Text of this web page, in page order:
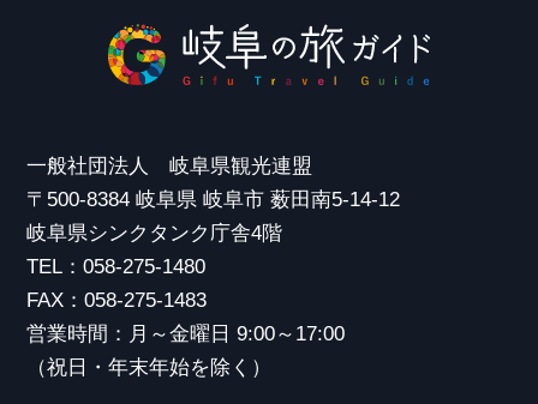
一般社団法人 岐阜県観光連盟
〒500-8384 岐阜県 岐阜市 薮田南5-14-12
岐阜県シンクタンク庁舎4階
TEL：058-275-1480
FAX：058-275-1483
営業時間：月～金曜日 9:00～17:00
（祝日・年末年始を除く）